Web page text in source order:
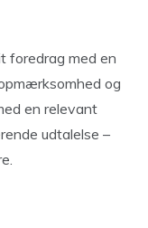
foredrag med en
og
en relevant
udtalelse –